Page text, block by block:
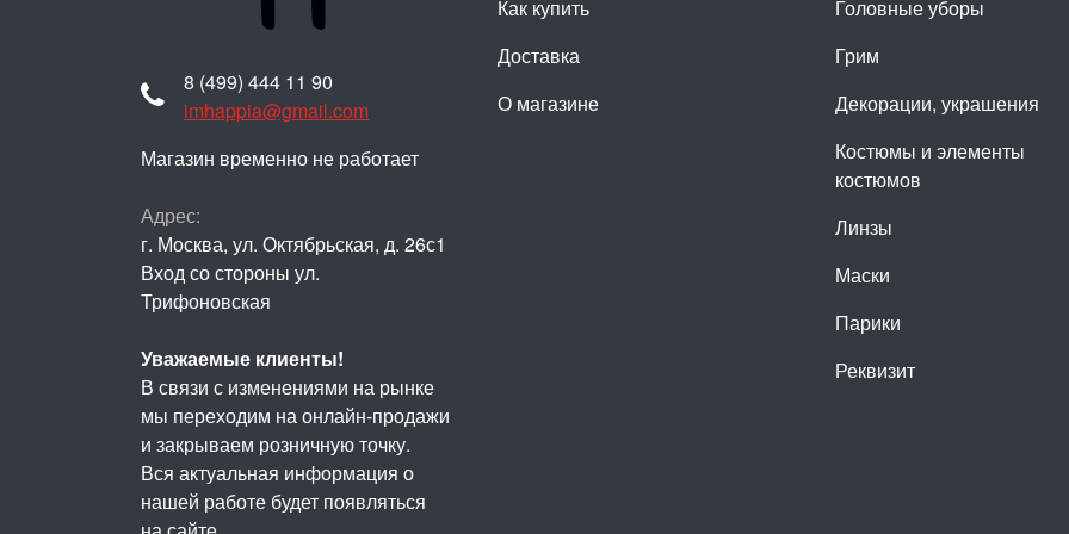
Как купить
Доставка
О магазине
Головные уборы
Грим
Декорации, украшения
Костюмы и элементы
костюмов
Линзы
Маски
Парики
Реквизит
8 (499) 444 11 90
imhappia@gmail.com
Магазин временно не работает
Адрес:
г. Москва, ул. Октябрьская, д. 26с1
Вход со стороны ул.
Трифоновская
Уважаемые клиенты!
В связи с изменениями на рынке
мы переходим на онлайн-продажи
и закрываем розничную точку.
Вся актуальная информация о
нашей работе будет появляться